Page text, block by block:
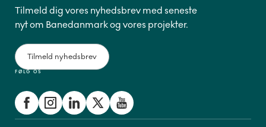
FØLG OS
Tilmeld dig vores nyhedsbrev med seneste
nyt om Banedanmark og vores projekter.
Tilmeld nyhedsbrev